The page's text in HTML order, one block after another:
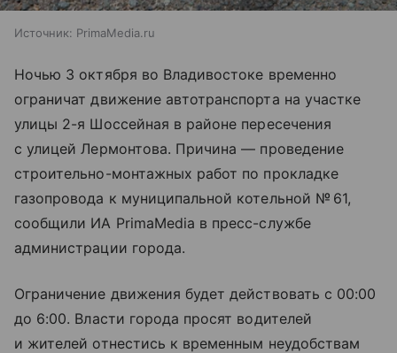
Источник: PrimaMedia.ru
Ночью 3 октября во Владивостоке временно
ограничат движение автотранспорта на участке
улицы 2-я Шоссейная в районе пересечения
с улицей Лермонтова. Причина — проведение
строительно-монтажных работ по прокладке
газопровода к муниципальной котельной № 61,
сообщили ИА PrimaMedia в пресс-службе
администрации города.
Ограничение движения будет действовать с 00:00
до 6:00. Власти города просят водителей
и жителей отнестись к временным неудобствам